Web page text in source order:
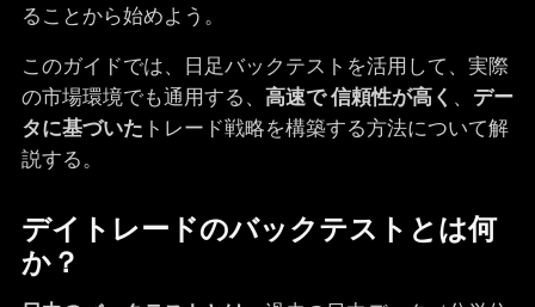
ることから始めよう。
このガイドでは、日足バックテストを活用して、実際
の市場環境でも通用する、 高速で信頼性が高く 、 デー
タに基づいた トレード戦略を構築する方法について解
説する。
デイトレードのバックテストとは何
か？